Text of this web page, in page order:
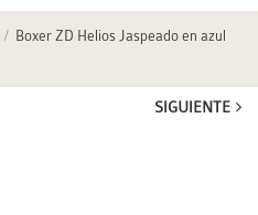
Boxer ZD Helios Jaspeado en azul
SIGUIENTE